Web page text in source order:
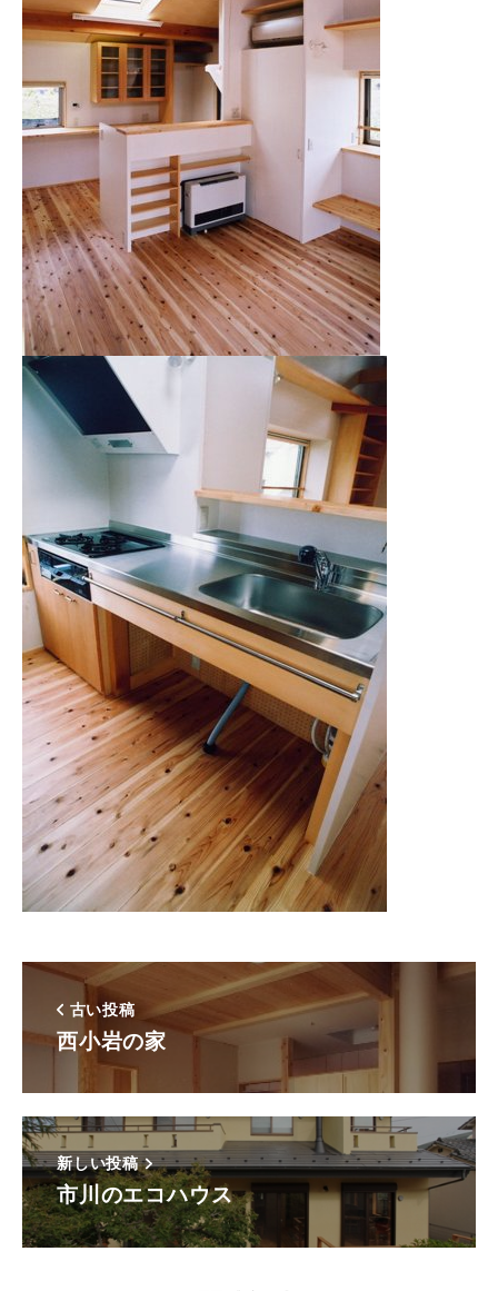
古い投稿
西小岩の家
新しい投稿
市川のエコハウス